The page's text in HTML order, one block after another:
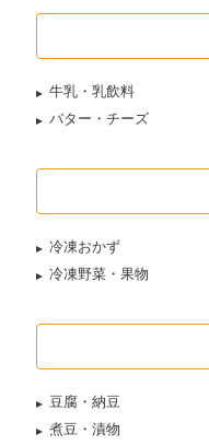
牛乳・乳飲料
バター・チーズ
冷凍おかず
冷凍野菜・果物
豆腐・納豆
煮豆・漬物